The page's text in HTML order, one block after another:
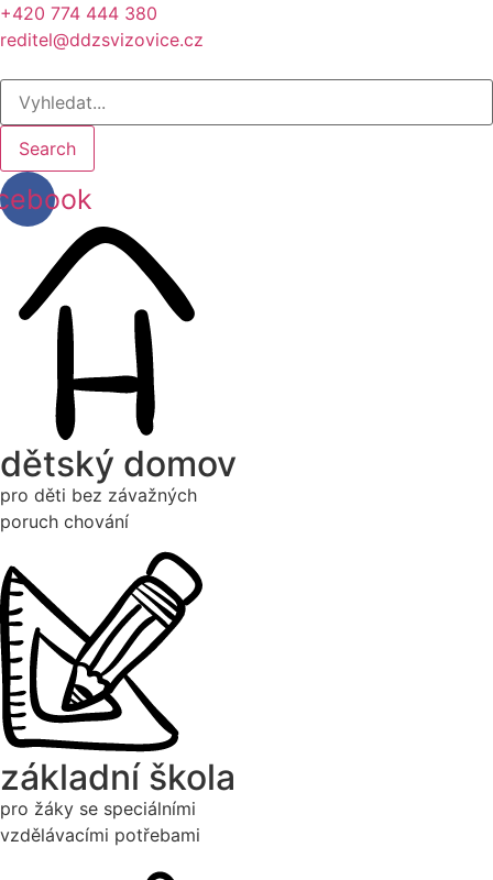
+420 774 444 380
reditel@ddzsvizovice.cz
Search
dětský domov
pro děti bez závažných
poruch chování
základní škola
pro žáky se speciálními
vzdělávacími potřebami